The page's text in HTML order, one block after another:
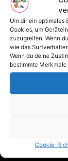
Um dir ein optimales
Cookies, um
zuzugreifen. Wenn
wie das
Wenn du deine
bestimmte
Cookie-